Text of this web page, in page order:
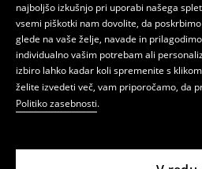
najboljšo izkušnjo pri uporabi našega
vsemi piškotki nam dovolite, da
glede na vaše želje, navade in
individualno vašim potrebam ali
izbiro lahko kadar koli spremenite s
želite izvedeti več, vam priporočamo, da
Politiko zasebnosti.
O Mohito
Lokacije trgovin
Novice
LPP Fashion d.o.o.,